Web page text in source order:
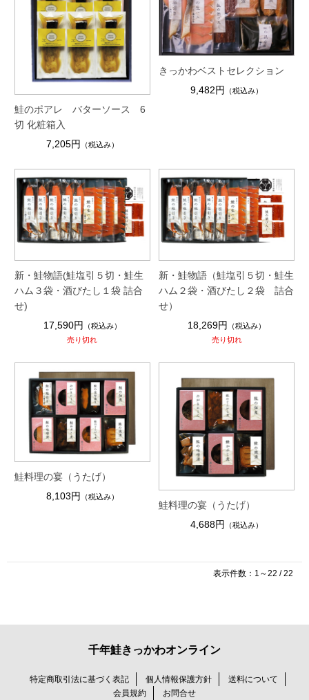
鮭のポアレ バターソース 6
切 化粧箱入
7,205円
（税込み）
きっかわベストセレクション
9,482円
（税込み）
新・鮭物語(鮭塩引５切・鮭生
ハム３袋・酒びたし１袋 詰合
せ)
17,590円 （税込み）
売り切れ
新・鮭物語（鮭塩引５切・鮭生
ハム２袋・酒びたし２袋 詰合
せ）
18,269円
（税込み）
売り切れ
鮭料理の宴（うたげ）
8,103円
（税込み）
鮭料理の宴（うたげ）
4,688円
（税込み）
表示件数：1～22 / 22
千年鮭きっかわオンライン
特定商取引法に基づく表記 個人情報保護方針
送料について
会員規約
お問合せ